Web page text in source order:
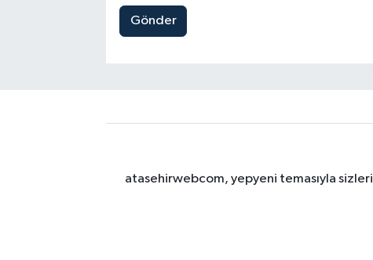
Gönder
atasehirwebcom, yepyeni temasıyla